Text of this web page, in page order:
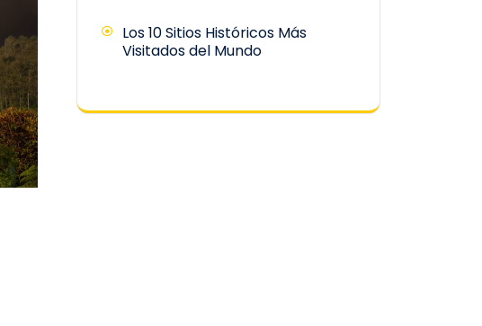
Los 10 Sitios Históricos Más
Visitados del Mundo